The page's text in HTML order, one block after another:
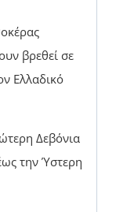
βρεθεί σε
Ελλαδικό
Δεβόνια
την Ύστερη